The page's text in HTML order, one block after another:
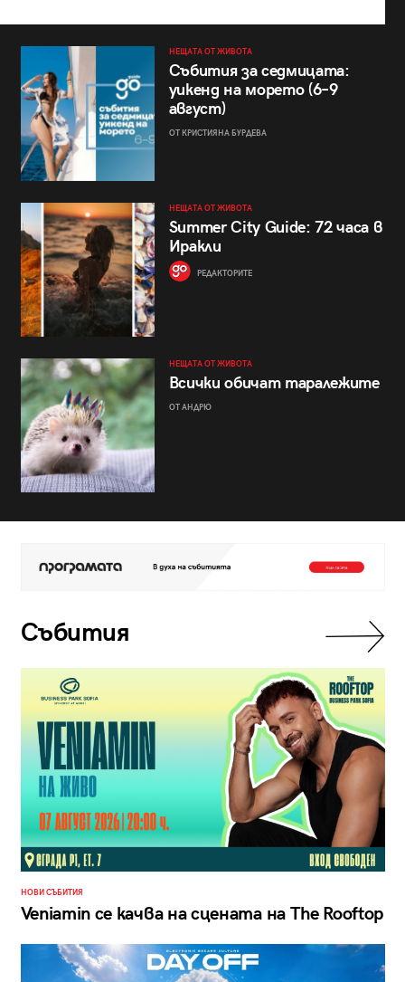
НЕЩАТА ОТ ЖИВОТА
Събития за седмицата:
уикенд на морето (6–9
август)
ОТ КРИСТИЯНА БУРДЕВА
НЕЩАТА ОТ ЖИВОТА
Summer City Guide: 72 часа в
Иракли
РЕДАКТОРИТЕ
НЕЩАТА ОТ ЖИВОТА
Всички обичат таралежите
ОТ АНДРЮ
Събития
НОВИ СЪБИТИЯ
Veniamin се качва на сцената на The Rooftop